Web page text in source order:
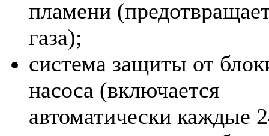
пламени
газа);
система защиты от
насоса (включается
автоматически каждые